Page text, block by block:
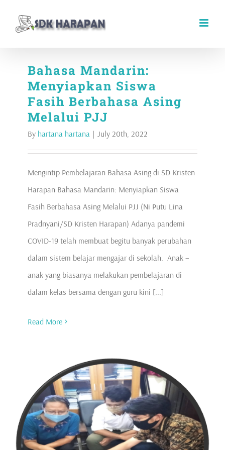
Bahasa Mandarin:
Menyiapkan Siswa
Fasih Berbahasa Asing
Melalui PJJ
By hartana hartana | July 20th, 2022
Mengintip Pembelajaran Bahasa Asing di SD Kristen
Harapan Bahasa Mandarin: Menyiapkan Siswa
Fasih Berbahasa Asing Melalui PJJ (Ni Putu Lina
Pradnyani/SD Kristen Harapan) Adanya pandemi
COVID-19 telah membuat begitu banyak perubahan
dalam sistem belajar mengajar di sekolah. Anak –
anak yang biasanya melakukan pembelajaran di
dalam kelas bersama dengan guru kini [...]
Read More